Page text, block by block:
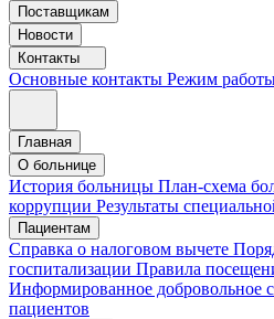
Поставщикам
Новости
Контакты
Основные контакты Режим
Главная
О больнице
История больницы План-схема
коррупции Результаты
Пациентам
Справка о налоговом вычете
госпитализации Правила
Информированное добровольное
пациентов